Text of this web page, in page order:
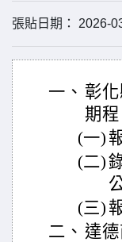
張貼日期： 2026-
一、 彰
期程
(一)
(二)
(三)
二、 達